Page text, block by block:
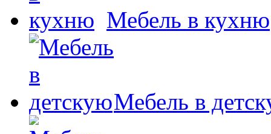
Мебель в кухню
Мебель в